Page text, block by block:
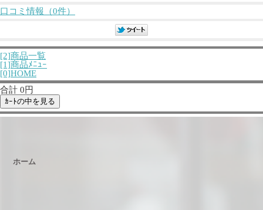
口コミ情報（0件）
[2]商品一覧
[1]商品ﾒﾆｭｰ
[0]HOME
合計 0円
ホーム